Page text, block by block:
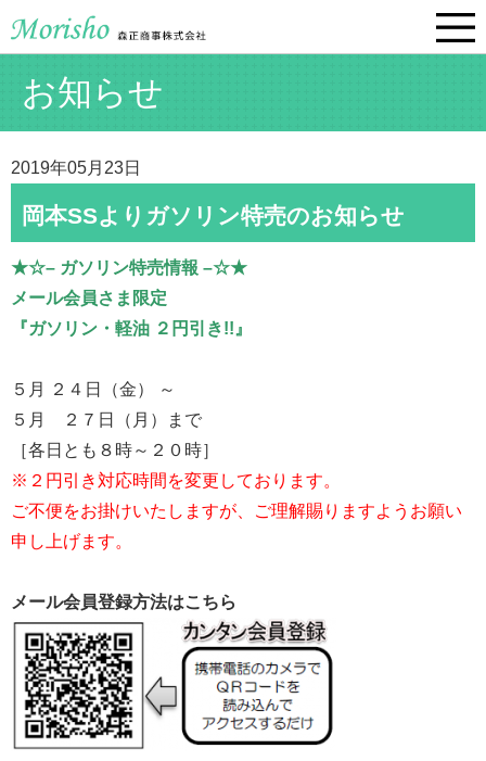
お知らせ
2019年05月23日
岡本SSよりガソリン特売のお知らせ
★☆– ガソリン特売情報 –☆★
メール会員さま限定
『ガソリン・軽油 ２円引き!!』
５月 ２４日（金） ～
５月 ２７日（月）まで
［各日とも８時～２０時］
※２円引き対応時間を変更しております。
ご不便をお掛けいたしますが、ご理解賜りますようお願い
申し上げます。
メール会員登録方法はこちら